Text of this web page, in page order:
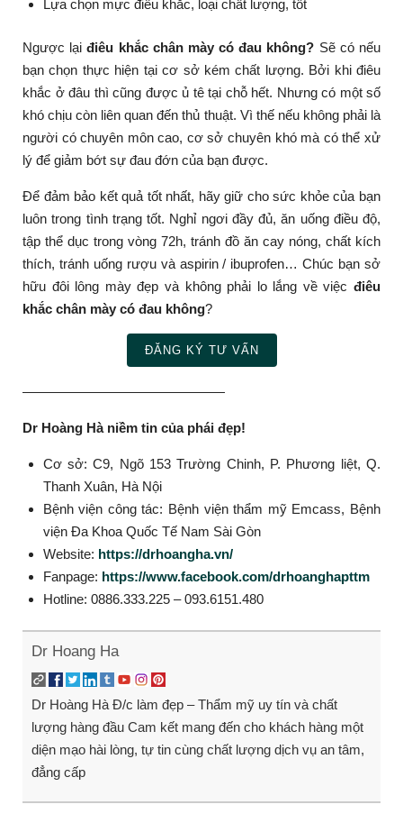
Lựa chọn mực điêu khắc, loại chất lượng, tốt
Ngược lạiđiêu khắc chân mày có đau không? Sẽ có nếu
bạn chọn thực hiện tại cơ sở kém chất lượng. Bởi khi điêu
khắc ở đâu thì cũng được ủ tê tại chỗ hết. Nhưng có một số
khó chịu còn liên quan đến thủ thuật. Vì thế nếu không phải là
người có chuyên môn cao, cơ sở chuyên khó mà có thể xử
lý để giảm bớt sự đau đớn của bạn được.
Để đảm bảo kết quả tốt nhất, hãy giữ cho sức khỏe của bạn
luôn trong tình trạng tốt. Nghỉ ngơi đầy đủ, ăn uống điều độ,
tập thể dục trong vòng 72h, tránh đồ ăn cay nóng, chất kích
thích, tránh uống rượu và aspirin / ibuprofen… Chúc bạn sở
hữu đôi lông mày đẹp và không phải lo lắng về việc điêu
khắc chân mày có đau không?
ĐĂNG KÝ TƯ VẤN
———————————————
Dr Hoàng Hà niềm tin của phái đẹp!
Cơ sở: C9, Ngõ 153 Trường Chinh, P. Phương liệt, Q.
Thanh Xuân, Hà Nội
Bệnh viện công tác: Bệnh viện thẩm mỹ Emcass, Bệnh
viện Đa Khoa Quốc Tế Nam Sài Gòn
Website: https://drhoangha.vn/
Fanpage: https://www.facebook.com/drhoanghapttm
Hotline: 0886.333.225 – 093.6151.480
Dr Hoang Ha
Dr Hoàng Hà Đ/c làm đẹp – Thẩm mỹ uy tín và chất
lượng hàng đầu Cam kết mang đến cho khách hàng một
diện mạo hài lòng, tự tin cùng chất lượng dịch vụ an tâm,
đẳng cấp